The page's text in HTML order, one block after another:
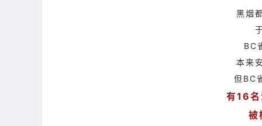
黑烟
BC
本来
但BC
有16名
被